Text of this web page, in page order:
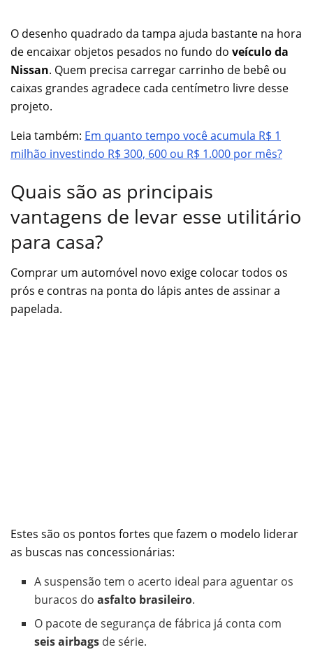
O desenho quadrado da tampa ajuda bastante na hora
de encaixar objetos pesados no fundo do veículo da
Nissan. Quem precisa carregar carrinho de bebê ou
caixas grandes agradece cada centímetro livre desse
projeto.
Leia também: Em quanto tempo você acumula R$ 1
milhão investindo R$ 300, 600 ou R$ 1.000 por mês?
Quais são as principais
vantagens de levar esse utilitário
para casa?
Comprar um automóvel novo exige colocar todos os
prós e contras na ponta do lápis antes de assinar a
papelada.
Estes são os pontos fortes que fazem o modelo liderar
as buscas nas concessionárias:
A suspensão tem o acerto ideal para aguentar os
buracos doasfalto brasileiro.
O pacote de segurança de fábrica já conta com
seis airbags de série.